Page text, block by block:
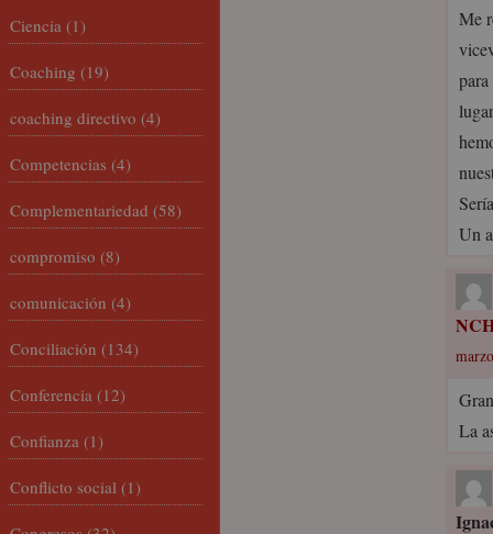
Me
Un
La
Ciencia (1)
Coaching (19)
coaching directivo (4)
Competencias (4)
Complementariedad (58)
compromiso (8)
comunicación (4)
Conciliación (134)
Conferencia (12)
Confianza (1)
Conflicto social (1)